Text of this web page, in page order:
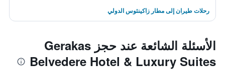
رحلات طيران إلى مطار زاكينثوس الدولي
الأسئلة الشائعة عند حجز Gerakas
Belvedere Hotel & Luxury Suites